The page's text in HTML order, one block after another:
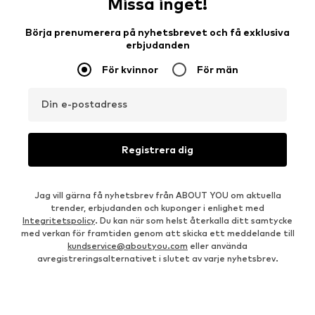
Börja prenumerera på nyhetsbrevet och få exklusiva
erbjudanden
För kvinnor För män
Din e-postadress
Registrera dig
Jag vill gärna få nyhetsbrev från ABOUT YOU om aktuella
trender, erbjudanden och kuponger i enlighet med
Integritetspolicy. Du kan när som helst återkalla ditt samtycke
med verkan för framtiden genom att skicka ett meddelande till
kundservice@aboutyou.com eller använda
avregistreringsalternativet i slutet av varje nyhetsbrev.